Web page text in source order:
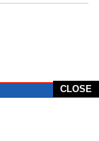
CLOSE